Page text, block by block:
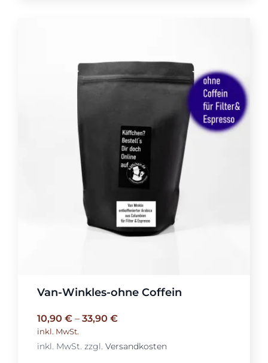
Van-Winkles-ohne Coffein
10,90 €– 33,90 €
inkl. MwSt.
inkl. MwSt. zzgl. Versandkosten